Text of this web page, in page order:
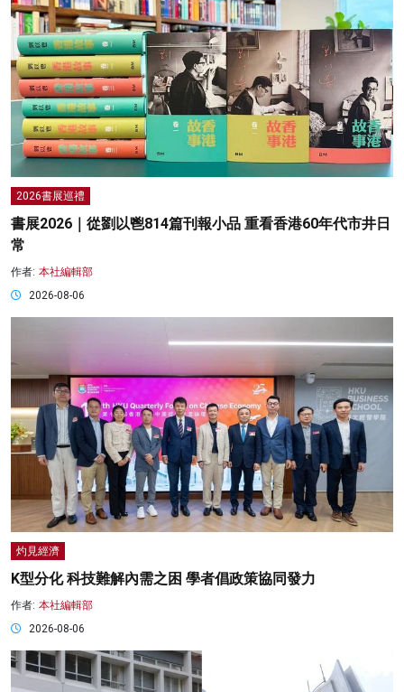
2026書展巡禮
書展2026｜從劉以鬯814篇刊報小品 重看香港60年代市井日
常
作者: 本社編輯部
2026-08-06
灼見經濟
K型分化 科技難解內需之困 學者倡政策協同發力
作者: 本社編輯部
2026-08-06